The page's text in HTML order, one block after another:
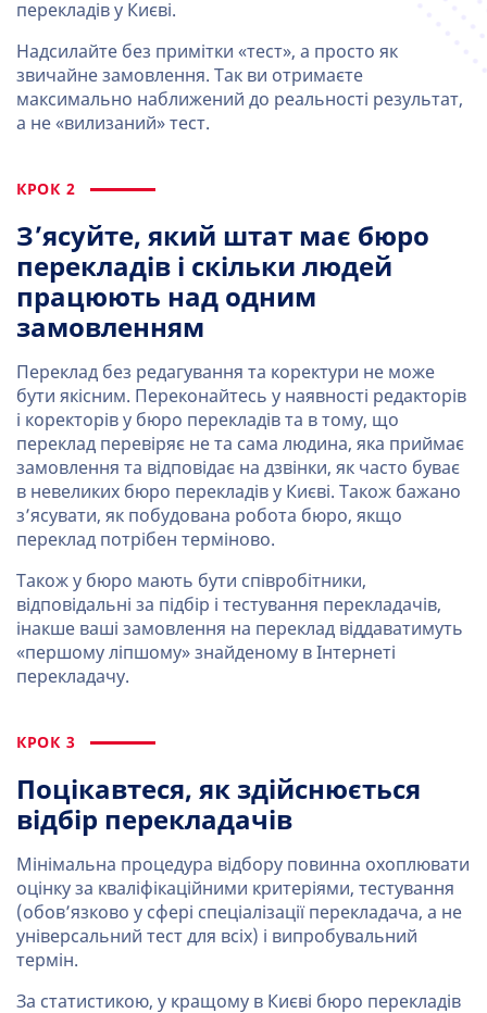
перекладів у Києві.
Надсилайте без примітки «тест», а просто як
звичайне замовлення. Так ви отримаєте
максимально наближений до реальності результат,
а не «вилизаний» тест.
КРОК 2
З’ясуйте, який штат має бюро
перекладів і скільки людей
працюють над одним
замовленням
Переклад без редагування та коректури не може
бути якісним. Переконайтесь у наявності редакторів
і коректорів у бюро перекладів та в тому, що
переклад перевіряє не та сама людина, яка приймає
замовлення та відповідає на дзвінки, як часто буває
в невеликих бюро перекладів у Києві. Також бажано
з’ясувати, як побудована робота бюро, якщо
переклад потрібен терміново.
Також у бюро мають бути співробітники,
відповідальні за підбір і тестування перекладачів,
інакше ваші замовлення на переклад віддаватимуть
«першому ліпшому» знайденому в Інтернеті
перекладачу.
КРОК 3
Поцікавтеся, як здійснюється
відбір перекладачів
Мінімальна процедура відбору повинна охоплювати
оцінку за кваліфікаційними критеріями, тестування
(обов’язково у сфері спеціалізації перекладача, а не
універсальний тест для всіх) і випробувальний
термін.
За статистикою, у кращому в Києві бюро перекладів